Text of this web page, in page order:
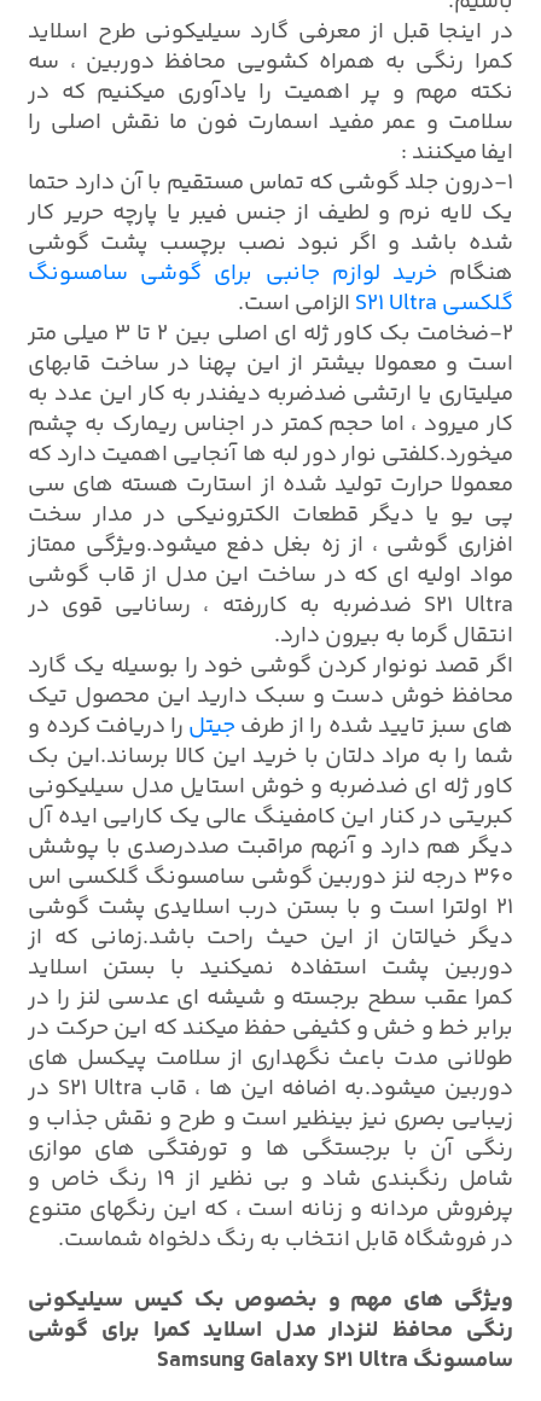
در اینجا قبل از معرفی گارد سیلیکونی طرح اسلاید
کمرا رنگی به همراه کشویی محافظ دوربین ، سه
نکته مهم و پر اهمیت را یادآوری میکنیم که در
سلامت و عمر مفید اسمارت فون ما نقش اصلی را
ایفا میکنند :
1-درون جلد گوشی که تماس مستقیم با آن دارد حتما
یک لایه نرم و لطیف از جنس فیبر یا پارچه حریر کار
شده باشد و اگر نبود نصب برچسب پشت گوشی
هنگام خرید لوازم جانبی برای گوشی سامسونگ
گلکسی S21 Ultra
الزامی است.
2-ضخامت بک کاور ژله ای اصلی بین 2 تا 3 میلی متر
است و معمولا بیشتر از این پهنا در ساخت قابهای
میلیتاری یا ارتشی ضدضربه دیفندر به کار این عدد به
کار میرود ، اما حجم کمتر در اجناس ریمارک به چشم
میخورد.کلفتی نوار دور لبه ها آنجایی اهمیت دارد که
معمولا حرارت تولید شده از استارت هسته های سی
پی یو یا دیگر قطعات الکترونیکی در مدار سخت
افزاری گوشی ، از زه بغل دفع میشود.ویژگی ممتاز
مواد اولیه ای که در ساخت این مدل از قاب گوشی
S21 Ultra ضدضربه به کاررفته ، رسانایی قوی در
انتقال گرما به بیرون دارد.
اگر قصد نونوار کردن گوشی خود را بوسیله یک گارد
محافظ خوش دست و سبک دارید این محصول تیک
های سبز تایید شده را از طرف جیتل را دریافت کرده و
شما را به مراد دلتان با خرید این کالا برساند.این بک
کاور ژله ای ضدضربه و خوش استایل مدل سیلیکونی
کبریتی در کنار این کامفینگ عالی یک کارایی ایده آل
دیگر هم دارد و آنهم مراقبت صددرصدی با پوشش
360 درجه لنز دوربین گوشی سامسونگ گلکسی اس
21 اولترا است و با بستن درب اسلایدی پشت گوشی
دیگر خیالتان از این حیث راحت باشد.زمانی که از
دوربین پشت استفاده نمیکنید با بستن اسلاید
کمرا عقب سطح برجسته و شیشه ای عدسی لنز را در
برابر خط و خش و کثیفی حفظ میکند که این حرکت در
طولانی مدت باعث نگهداری از سلامت پیکسل های
دوربین میشود.به اضافه این ها ، قاب S21 Ultra در
زیبایی بصری نیز بینظیر است و طرح و نقش جذاب و
رنگی آن با برجستگی ها و تورفتگی های موازی
شامل رنگبندی شاد و بی نظیر از 19 رنگ خاص و
پرفروش مردانه و زنانه است ، که این رنگهای متنوع
در فروشگاه قابل انتخاب به رنگ دلخواه شماست.
ویژگی های مهم و بخصوص بک کیس سیلیکونی
رنگی محافظ لنزدار مدل اسلاید کمرا برای گوشی
سامسونگ Samsung Galaxy S21 Ultra